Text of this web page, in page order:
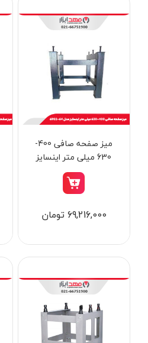
تومان
ابزار جوش و برش
ابزار اندازه گیری دقیق و لیزری
ابزار باغبانی
ابزار نجاری
ابزار بادی
برند ها
میز صفحه صافی 400-
630 میلی متر اینسایز
مدل 64-6902
69,216,000 تومان